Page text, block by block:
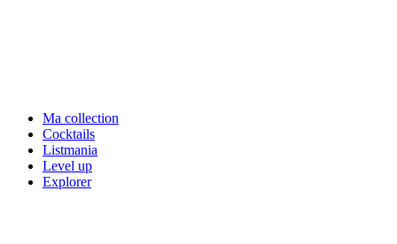
Ma collection
Cocktails
Listmania
Level up
Explorer